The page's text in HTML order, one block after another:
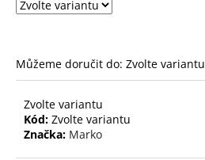
Můžeme doručit do: Zvolte variantu
Zvolte variantu
Kód: Zvolte variantu
Značka: Marko